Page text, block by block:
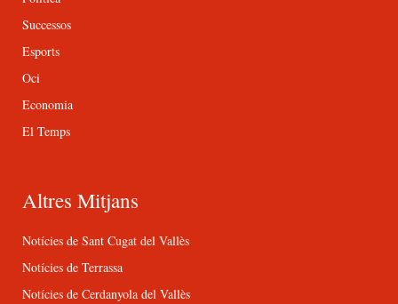
Successos
Esports
Oci
Economia
El Temps
Altres Mitjans
Notícies de Sant Cugat del Vallès
Notícies de Terrassa
Notícies de Cerdanyola del Vallès